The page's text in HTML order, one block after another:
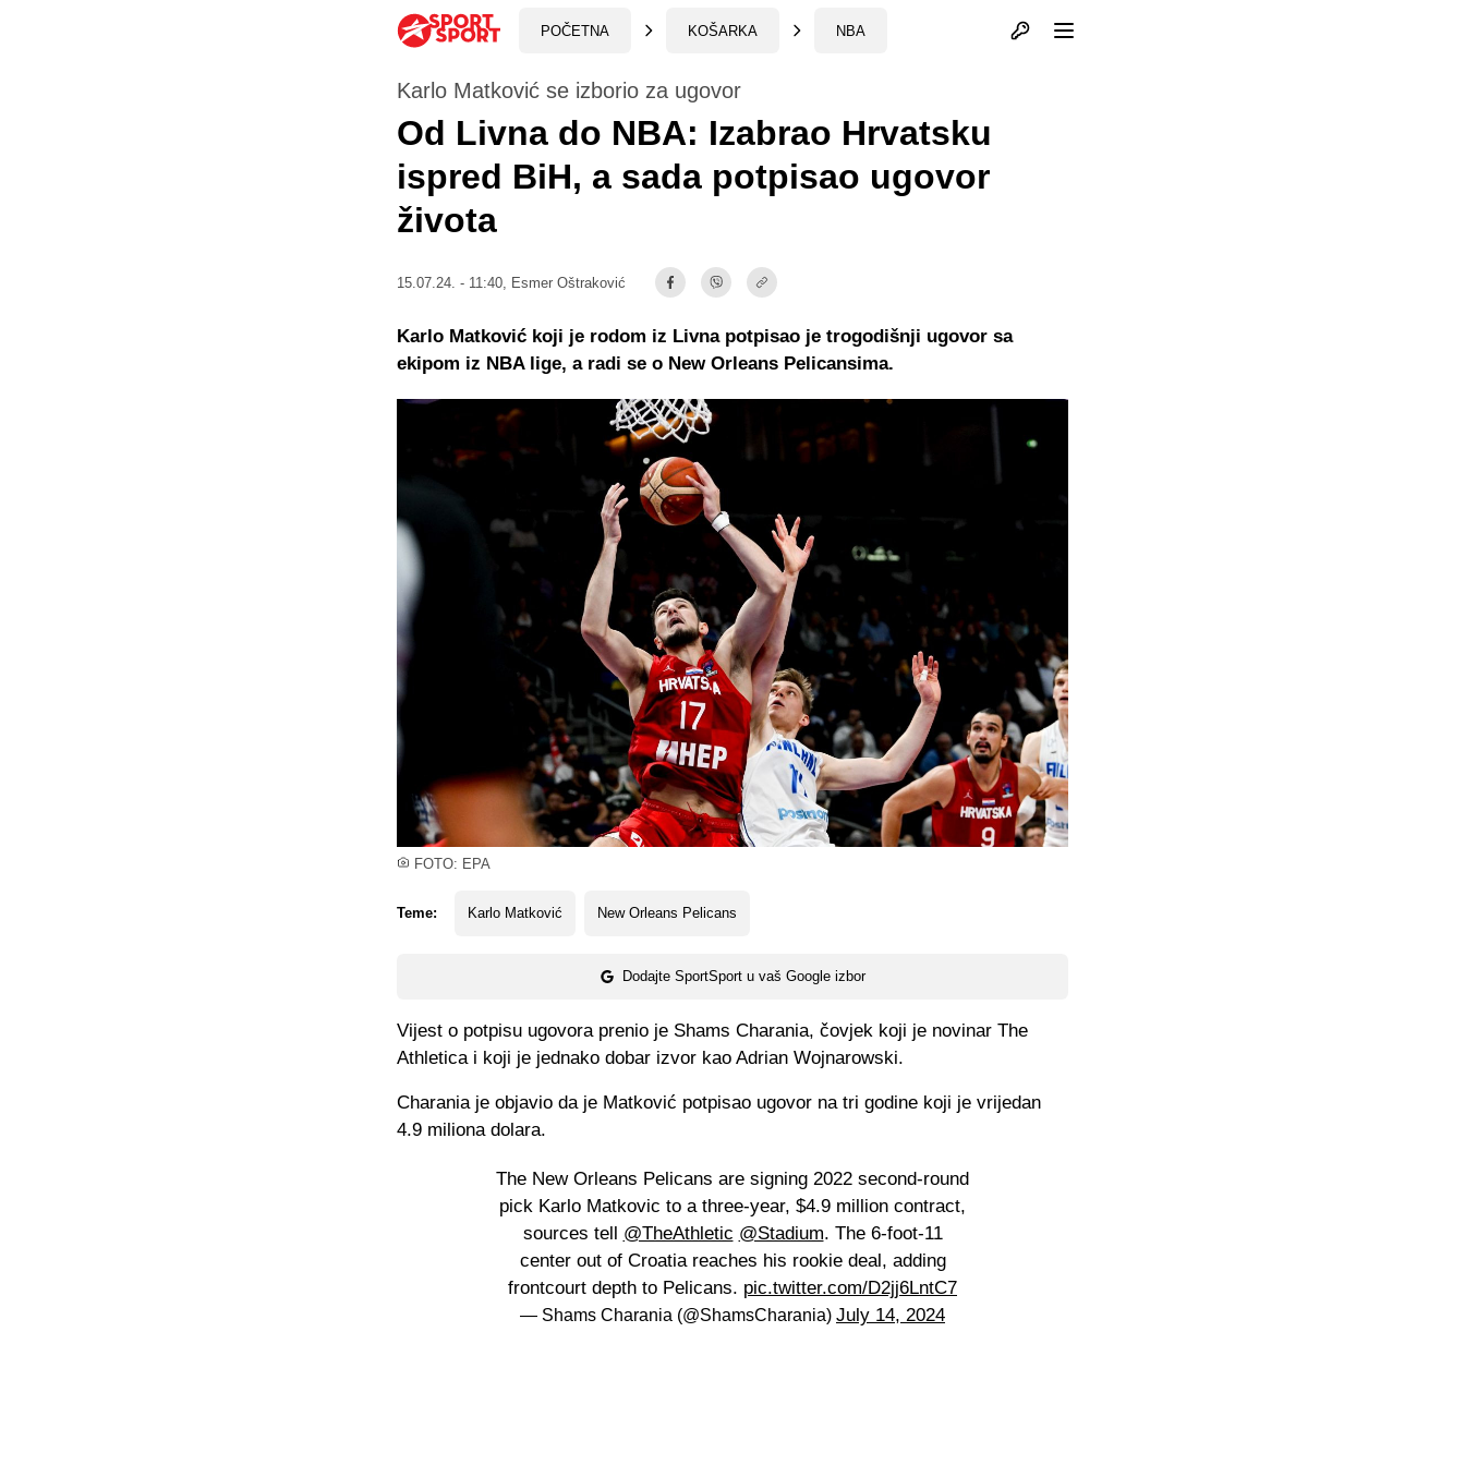
POČETNA KOŠARKA NBA Otvori profil
FOTO: EPA
Karlo Matković se izborio za ugovor
Od Livna do NBA: Izabrao Hrvatsku
ispred BiH, a sada potpisao ugovor
života
15.07.24. - 11:40, Esmer Oštraković
Teme: Karlo Matković New Orleans Pelicans
Dodajte SportSport u vaš Google izbor
Karlo Matković koji je rodom iz Livna potpisao je trogodišnji ugovor sa
ekipom iz NBA lige, a radi se o New Orleans Pelicansima.
Vijest o potpisu ugovora prenio je Shams Charania, čovjek koji je novinar The
Athletica i koji je jednako dobar izvor kao Adrian Wojnarowski.
Charania je objavio da je Matković potpisao ugovor na tri godine koji je vrijedan
4.9 miliona dolara.
The New Orleans Pelicans are signing 2022 second-round
pick Karlo Matkovic to a three-year, $4.9 million contract,
sources tell @TheAthletic @Stadium. The 6-foot-11
center out of Croatia reaches his rookie deal, adding
frontcourt depth to Pelicans. pic.twitter.com/D2jj6LntC7
— Shams Charania (@ShamsCharania) July 14, 2024